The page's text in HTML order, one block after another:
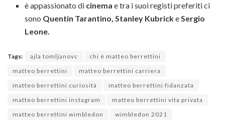
è appassionato di cinema e tra i suoi registi preferiti ci
sono Quentin Tarantino, Stanley KubrickeSergio
Leone.
Tags: ajla tomljanovc
chi è matteo berrettini
matteo berrettini
matteo berrettini carriera
matteo berrettini curiosità
matteo berrettini fidanzata
matteo berrettini instagram
matteo berrettini vita privata
matteo berrettini wimbledon
wimbledon 2021